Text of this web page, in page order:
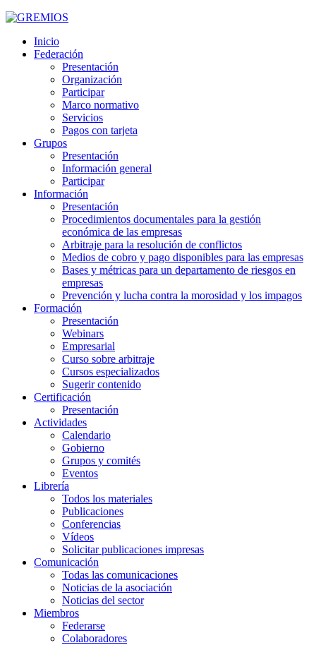
Inicio
Federación
Presentación
Organización
Participar
Marco normativo
Servicios
Pagos con tarjeta
Grupos
Presentación
Información general
Participar
Información
Presentación
Procedimientos documentales para la gestión
económica de las empresas
Arbitraje para la resolución de conflictos
Medios de cobro y pago disponibles para las empresas
Bases y métricas para un departamento de riesgos en
empresas
Prevención y lucha contra la morosidad y los impagos
Formación
Presentación
Webinars
Empresarial
Curso sobre arbitraje
Cursos especializados
Sugerir contenido
Certificación
Presentación
Actividades
Calendario
Gobierno
Grupos y comités
Eventos
Librería
Todos los materiales
Publicaciones
Conferencias
Vídeos
Solicitar publicaciones impresas
Comunicación
Todas las comunicaciones
Noticias de la asociación
Noticias del sector
Miembros
Federarse
Colaboradores